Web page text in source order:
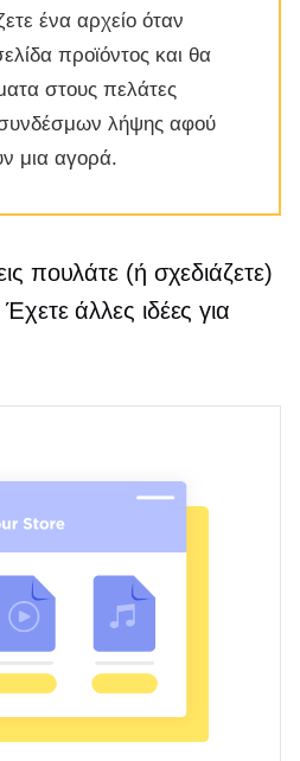
ένα αρχείο όταν
προϊόντος και θα
στους πελάτες
λήψης αφού
μια αγορά.
πουλάτε (ή σχεδιάζετε)
άλλες ιδέες για